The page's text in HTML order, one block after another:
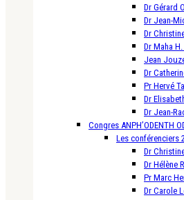
Dr Gérard
Dr Jean-
Dr
Dr Maha H.
Jean
Dr
Pr Hervé
Dr
Dr Jean-
Congres ANPH’ODENTH
Les conférenciers
Dr
Dr Hélène
Pr Marc
Dr Carole